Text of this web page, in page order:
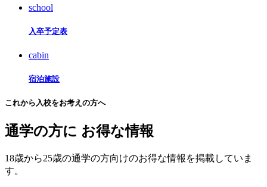
school
入卒予定表
cabin
宿泊施設
これから入校をお考えの方へ
通学の方に お得な情報
18歳から25歳の通学の方向けのお得な情報を掲載していま
す。